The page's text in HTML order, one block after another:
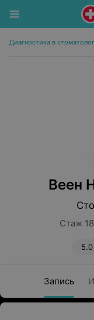
Диагностика в
Веен
Стаж
5.0
Запись